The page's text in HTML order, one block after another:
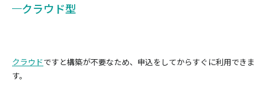
クラウド型
クラウドですと構築が不要なため、申込をしてからすぐに利用できま
す。